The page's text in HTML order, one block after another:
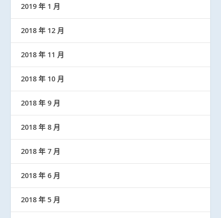
2019 年 1 月
2018 年 12 月
2018 年 11 月
2018 年 10 月
2018 年 9 月
2018 年 8 月
2018 年 7 月
2018 年 6 月
2018 年 5 月